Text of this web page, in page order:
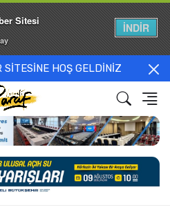
SİTESİNE HOŞ GELDİNİZ
Sitesi
İNDİR